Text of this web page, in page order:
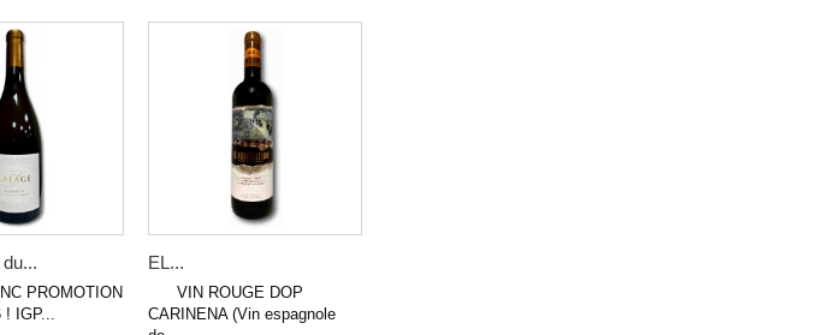
PROMOTION
IGP...
EL...
VIN ROUGE DOP
CARINENA (Vin espagnole